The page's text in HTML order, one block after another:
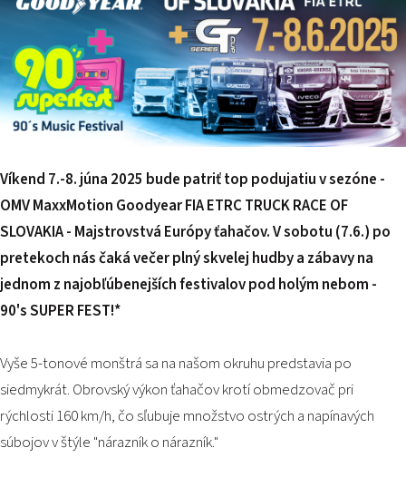
MAPA STRÁNKY
E-SHOP A VSTUPENKY
PRE FIRMY
PODUJATIA 2026
KONTAKTY
Víkend 7.-8. júna 2025 bude patriť top podujatiu v sezóne -
OMV MaxxMotion Goodyear FIA ETRC TRUCK RACE OF
SLOVAKIA - Majstrovstvá Európy ťahačov. V sobotu (7.6.) po
pretekoch nás čaká večer plný skvelej hudby a zábavy na
jednom z najobľúbenejších festivalov pod holým nebom -
90's SUPER FEST!*
Vyše 5-tonové monštrá sa na našom okruhu predstavia po
siedmykrát. Obrovský výkon ťahačov krotí obmedzovač pri
rýchlosti 160 km/h, čo sľubuje množstvo ostrých a napínavých
súbojov v štýle "nárazník o nárazník."